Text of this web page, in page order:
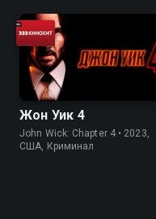
Жон Уик 4
John Wick: Chapter 4 • 2023,
США, Криминал